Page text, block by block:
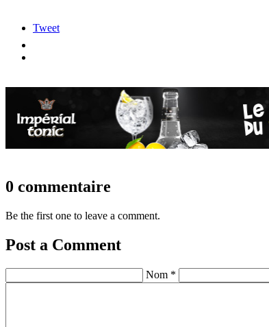
Tweet
0 commentaire
Be the first one to leave a comment.
Post a Comment
Nom *